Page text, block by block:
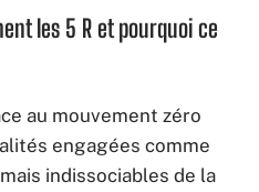
les 5 R et pourquoi ce
au mouvement zéro
engagées comme
indissociables de la